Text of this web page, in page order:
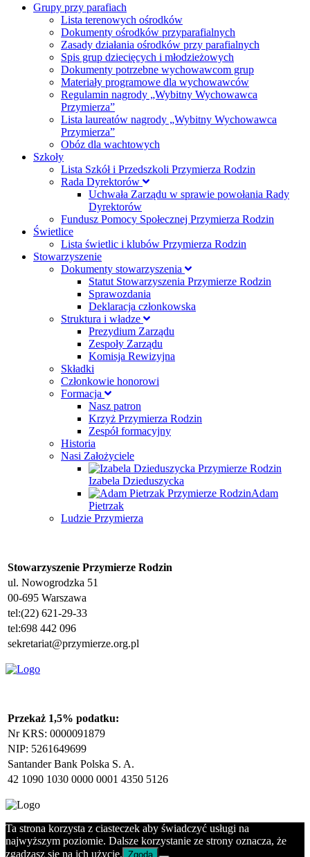
Grupy przy parafiach
Lista terenowych ośrodków
Dokumenty ośrodków przyparafialnych
Zasady działania ośrodków przy parafialnych
Spis grup dziecięcych i młodzieżowych
Dokumenty potrzebne wychowawcom grup
Materiały programowe dla wychowawców
Regulamin nagrody „Wybitny Wychowawca
Przymierza”
Lista laureatów nagrody „Wybitny Wychowawca
Przymierza”
Obóz dla wachtowych
Szkoły
Lista Szkół i Przedszkoli Przymierza Rodzin
Rada Dyrektorów
Uchwała Zarządu w sprawie powołania Rady
Dyrektorów
Fundusz Pomocy Społecznej Przymierza Rodzin
Świetlice
Lista świetlic i klubów Przymierza Rodzin
Stowarzyszenie
Dokumenty stowarzyszenia
Statut Stowarzyszenia Przymierze Rodzin
Sprawozdania
Deklaracja członkowska
Struktura i władze
Prezydium Zarządu
Zespoły Zarządu
Komisja Rewizyjna
Składki
Członkowie honorowi
Formacja
Nasz patron
Krzyż Przymierza Rodzin
Zespół formacyjny
Historia
Nasi Założyciele
Izabela Dzieduszycka
Adam
Pietrzak
Ludzie Przymierza
Stowarzyszenie Przymierze Rodzin
ul. Nowogrodzka 51
00-695 Warszawa
tel:(22) 621-29-33
tel:698 442 096
sekretariat@przymierze.org.pl
Przekaż 1,5% podatku:
Nr KRS: 0000091879
NIP: 5261649699
Santander Bank Polska S. A.
42 1090 1030 0000 0001 4350 5126
Ta strona korzysta z ciasteczek aby świadczyć usługi na
najwyższym poziomie. Dalsze korzystanie ze strony oznacza, że
zgadzasz się na ich użycie. Zgoda